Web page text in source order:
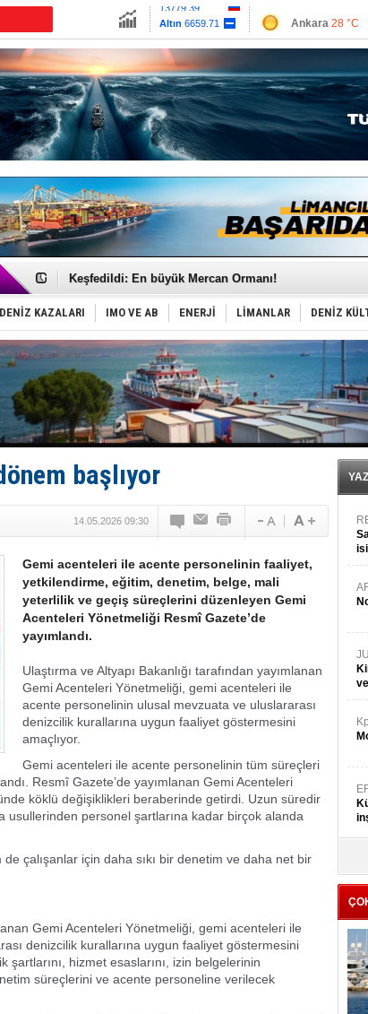
Altın
6659.71
Euro55.1258
Ankara 28 °C
Antalya34 °C
Muğla 25 °C
Çanakkale 28
Hürmüz’de bekleyen gemiler biyolojik bombaya
Keşfedildi: En büyük Mercan Ormanı!
D-Marin, Avrupa'nın tekne fuarlarına çıkarma yapacak
Van’da inşa edilen teknelere yoğun talep var
ASEAN ilk P&I Sigorta Kulübünü kurmaya
TAYK - Eker Olympos Regatta'da ilk start!
İstanbul ve Çanakkale: 6 ayda 40.000 gemi
TEKNOFEST ‘Mavi Vatan’ ziyaretçi kayıtları başladı!
Tersane işçilerinin direnişi, kazanımla sonuçlandı
İngiliz aktivistler, gemide mahsur kaldı!
FESCO, Karadeniz'de yeni sevkiyat taleplerini
DESE, BIMCO’ya katıldı
GİMBİRDER gemi inşa yan sanayinin sorunlarını
35 milyon TL'lik tekne projesinde karar çıktı
DENİZ KAZALARI IMO VE AB ENERJİ LİMANLAR DENİZ
başlıyor
14.05.2026 09:30
Gemi acenteleri ile acente personelinin faaliyet,
yetkilendirme, eğitim, denetim, belge, mali
yeterlilik ve geçiş süreçlerini düzenleyen Gemi
Acenteleri Yönetmeliği Resmî Gazete’de
yayımlandı.
Ulaştırma ve Altyapı Bakanlığı tarafından yayımlanan
Gemi Acenteleri Yönetmeliği, gemi acenteleri ile
acente personelinin ulusal mevzuata ve uluslararası
denizcilik kurallarına uygun faaliyet göstermesini
amaçlıyor.
Gemi acenteleri ile acente personelinin tüm süreçleri
Resmî Gazete’de yayımlanan Gemi Acenteleri
köklü değişiklikleri beraberinde getirdi. Uzun süredir
usullerinden personel şartlarına kadar birçok alanda
çalışanlar için daha sıkı bir denetim ve daha net bir
Gemi Acenteleri Yönetmeliği, gemi acenteleri ile
denizcilik kurallarına uygun faaliyet göstermesini
hizmet esaslarını, izin belgelerinin
süreçlerini ve acente personeline verilecek